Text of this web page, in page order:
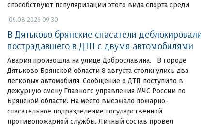
способствуют популяризации этого вида спорта среди
09.08.2026 09:30
В Дятьково брянские спасатели деблокировали
пострадавшего в ДТП с двумя автомобилями
Авария произошла на улице Доброславина. В городе
Дятьково Брянской области 8 августа столкнулись два
легковых автомобиля. Сообщение о ДТП поступило в
дежурную смену Главного управления МЧС России по
Брянской области. На место выезжало пожарно-
спасательное подразделение государственной
противопожарной службы. Личный состав провел